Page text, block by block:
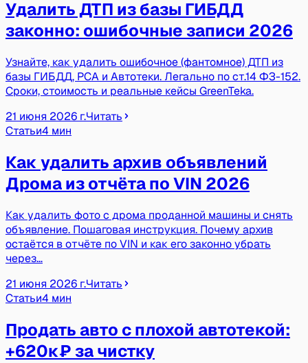
Удалить ДТП из базы ГИБДД
законно: ошибочные записи 2026
Узнайте, как удалить ошибочное (фантомное) ДТП из
базы ГИБДД, РСА и Автотеки. Легально по ст.14 ФЗ-152.
Сроки, стоимость и реальные кейсы GreenTeka.
21 июня 2026 г.Читать
Статьи4 мин
Как удалить архив объявлений
Дрома из отчёта по VIN 2026
Как удалить фото с дрома проданной машины и снять
объявление. Пошаговая инструкция. Почему архив
остаётся в отчёте по VIN и как его законно убрать
через…
21 июня 2026 г.Читать
Статьи4 мин
Продать авто с плохой автотекой:
+620к₽ за чистку